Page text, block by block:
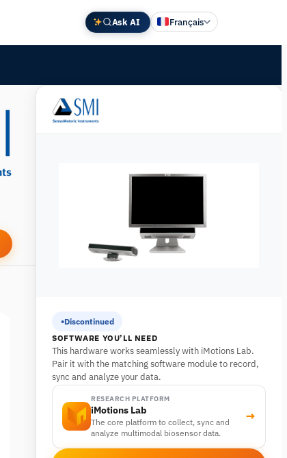
Ask AI Français
Discontinued
SOFTWARE YOU’LL NEED
This hardware works seamlessly with iMotions Lab.
Pair it with the matching software module to record,
sync and analyze your data.
RESEARCH PLATFORM
iMotions Lab
The core platform to collect, sync and
analyze multimodal biosensor data.
→